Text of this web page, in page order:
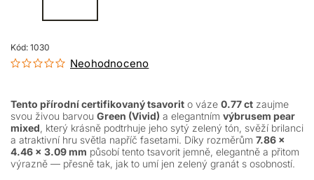
Kód: 1030
Neohodnoceno
Tento přírodní certifikovaný tsavorit o váze 0.77 ct zaujme
svou živou barvou Green (Vivid) a elegantním výbrusem pear
mixed , který krásně podtrhuje jeho sytý zelený tón, svěží brilanci
a atraktivní hru světla napříč fasetami. Díky rozměrům 7.86 ×
4.46 × 3.09 mm působí tento tsavorit jemně, elegantně a přitom
výrazně — přesně tak, jak to umí jen zelený granát s osobností.